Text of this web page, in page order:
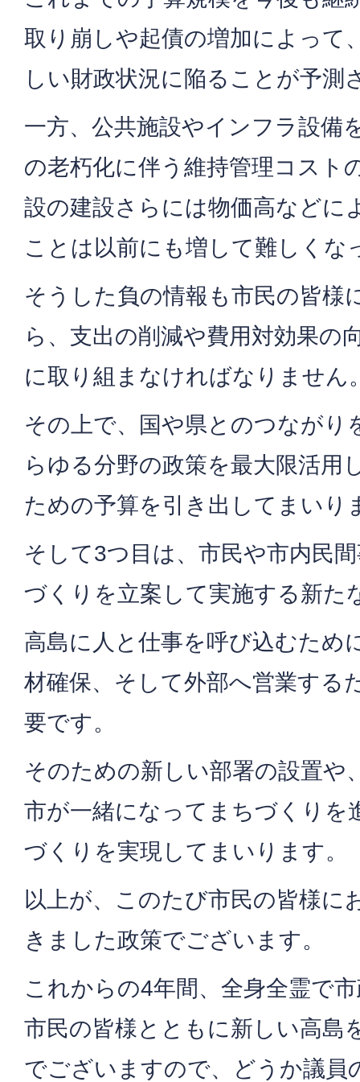
取り崩しや起債の増加によって
しい財政状況に陥ることが予測
一方、公共施設やインフラ設備
の老朽化に伴う維持管理コスト
設の建設さらには物価高などに
ことは以前にも増して難しくな
そうした負の情報も市民の皆様
ら、支出の削減や費用対効果の
に取り組まなければなりません
その上で、国や県とのつながり
らゆる分野の政策を最大限活用
ための予算を引き出してまいり
そして3つ目は、市民や市内民
づくりを立案して実施する新た
高島に人と仕事を呼び込むため
材確保、そして外部へ営業する
要です。
そのための新しい部署の設置や
市が一緒になってまちづくりを
づくりを実現してまいります。
以上が、このたび市民の皆様に
きました政策でございます。
これからの4年間、全身全霊で
市民の皆様とともに新しい高島
でございますので、どうか議員